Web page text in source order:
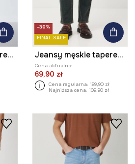
Jeansy męskie tapered z efektem sprania
-36%
FINAL SALE
Jeansy męskie tapered z efektem sprania
Cena aktualna:
69,90 zł
Cena regularna: 199,90 zł
Najniższa cena: 109,90 zł